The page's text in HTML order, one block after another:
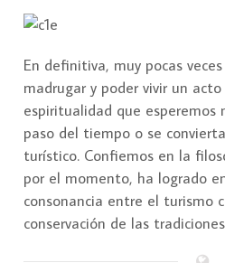
En definitiva, muy pocas
madrugar y poder vivir un
espiritualidad que esperemos
paso del tiempo o se
turístico. Confiemos en la
por el momento, ha logrado
consonancia entre el turismo
conservación de las